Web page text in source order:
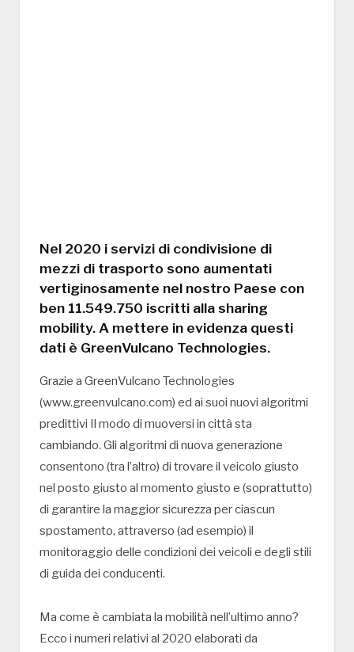
Nel 2020 i servizi di condivisione di
mezzi di trasporto sono aumentati
vertiginosamente nel nostro Paese con
ben 11.549.750 iscritti alla sharing
mobility. A mettere in evidenza questi
dati è GreenVulcano Technologies.
Grazie a GreenVulcano Technologies
(www.greenvulcano.com) ed ai suoi nuovi algoritmi
predittivi Il modo di muoversi in città sta
cambiando. Gli algoritmi di nuova generazione
consentono (tra l’altro) di trovare il veicolo giusto
nel posto giusto al momento giusto e (soprattutto)
di garantire la maggior sicurezza per ciascun
spostamento, attraverso (ad esempio) il
monitoraggio delle condizioni dei veicoli e degli stili
di guida dei conducenti.
Ma come è cambiata la mobilità nell’ultimo anno?
Ecco i numeri relativi al 2020 elaborati da